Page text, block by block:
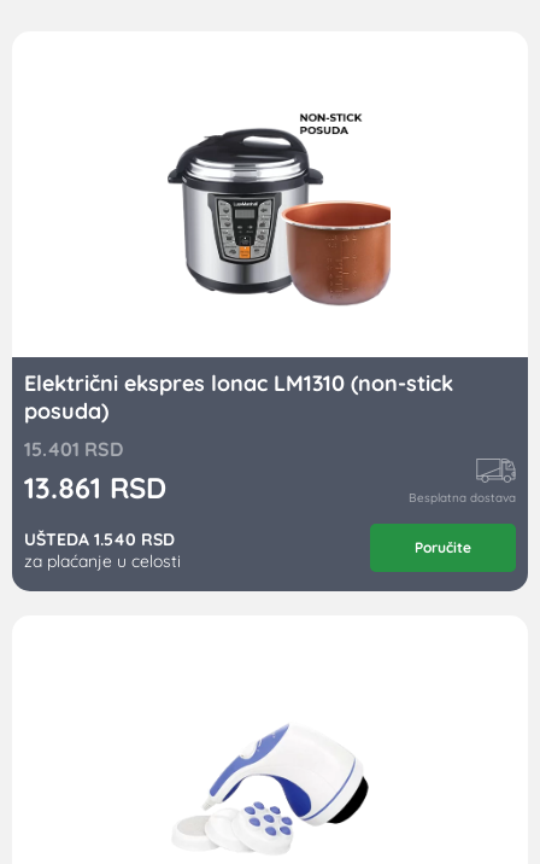
Električni ekspres lonac LM1310 (non-stick
posuda)
15.401 RSD
13.861 RSD Besplatna dostava
UŠTEDA 1.540 RSD
za plaćanje u celosti
Poručite